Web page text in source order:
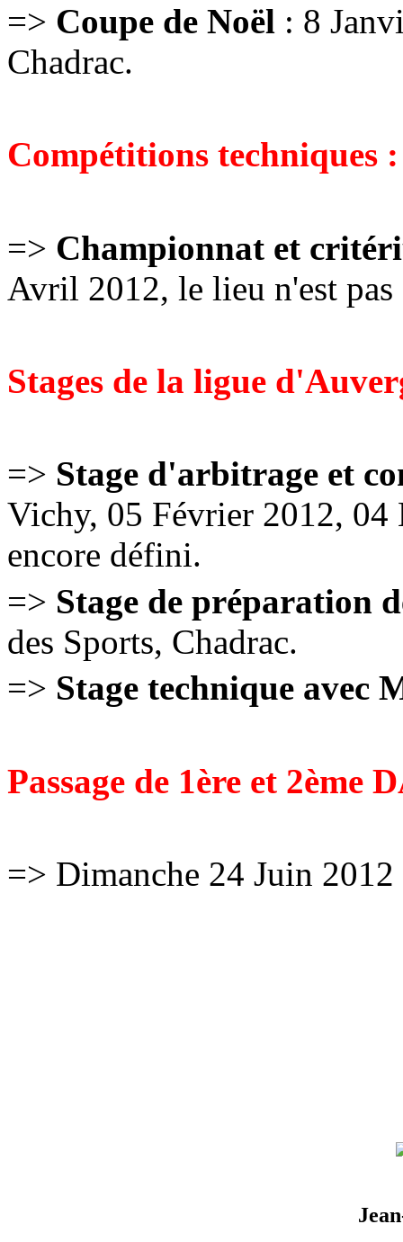
=> Coupe de Noël : 8
Chadrac.
Compétitions techniques :
=> Championnat et
Avril 2012, le lieu n'est
Stages de la ligue
=> Stage d'arbitrage et
Vichy, 05 Février 2012, 04
encore défini.
=> Stage de préparation
des Sports, Chadrac.
=> Stage technique avec
Passage de 1ère et 2ème
=> Dimanche 24 Juin 2012